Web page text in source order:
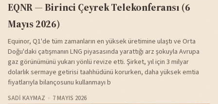
EQNR — Birinci Çeyrek Telekonferansı (6
Mayıs 2026)
Equinor, Q1'de tüm zamanların en yüksek üretimine ulaştı ve Orta
Doğu'daki çatışmanın LNG piyasasında yarattığı arz şokuyla Avrupa
gaz görünümünü yukarı yönlü revize etti. Şirket, yıl için 3 milyar
dolarlık sermaye getirisi taahhüdünü korurken, daha yüksek emtia
fiyatlarıyla bilançosunu kullanmayı b
SADI KAYMAZ 7 MAYIS 2026